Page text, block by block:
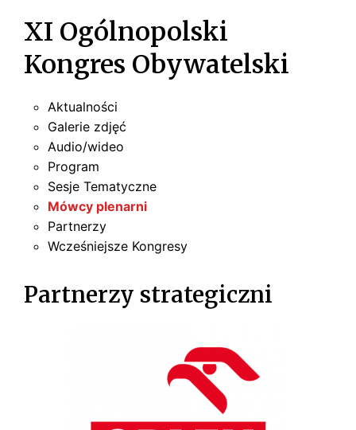
XI Ogólnopolski
Kongres Obywatelski
Aktualności
Galerie zdjęć
Audio/wideo
Program
Sesje Tematyczne
Mówcy plenarni
Partnerzy
Wcześniejsze Kongresy
Partnerzy strategiczni